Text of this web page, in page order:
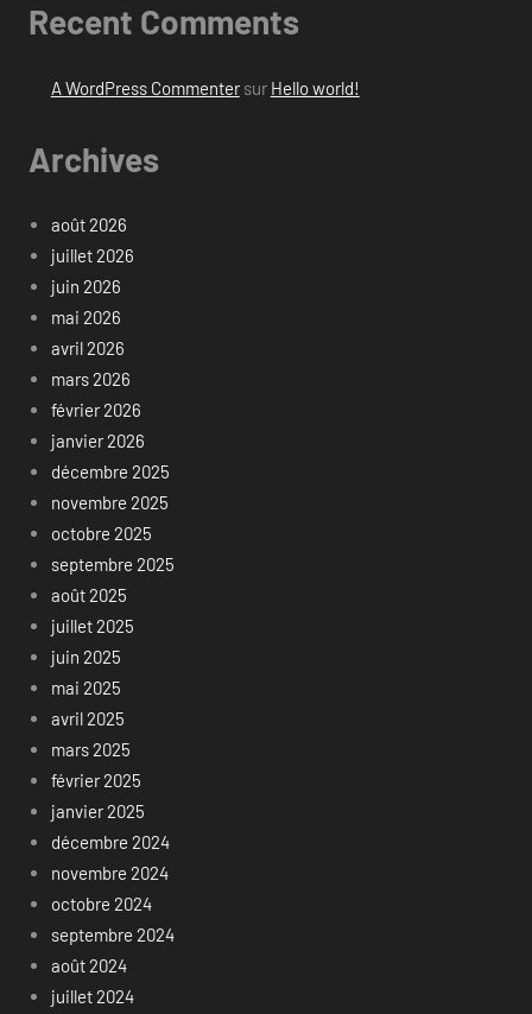
Recent Comments
A WordPress Commentersur Hello world!
Archives
août 2026
juillet 2026
juin 2026
mai 2026
avril 2026
mars 2026
février 2026
janvier 2026
décembre 2025
novembre 2025
octobre 2025
septembre 2025
août 2025
juillet 2025
juin 2025
mai 2025
avril 2025
mars 2025
février 2025
janvier 2025
décembre 2024
novembre 2024
octobre 2024
septembre 2024
août 2024
juillet 2024